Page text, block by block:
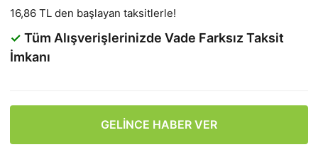
16,86 TL den başlayan taksitlerle!
✓ Tüm Alışverişlerinizde Vade Farksız Taksit
İmkanı
GELİNCE HABER VER